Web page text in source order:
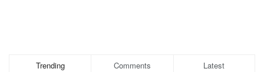
Trending Comments Latest